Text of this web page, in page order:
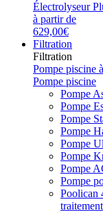
Électrolyseur
à partir de
629,00€
Filtration
Filtration
Pompe piscine
Pompe piscine
Pompe
Pompe
Pompe
Pompe
Pompe
Pompe
Pompe
Pompe
Poolican
traitement